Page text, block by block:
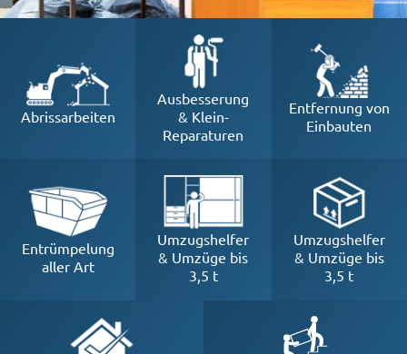
Abrissarbeiten
Ausbesserung
& Klein-
Reparaturen
Entfernung von
Einbauten
Entrümpelung
aller Art
Umzugshelfer
& Umzüge bis
3,5 t
Umzugshelfer
& Umzüge bis
3,5 t